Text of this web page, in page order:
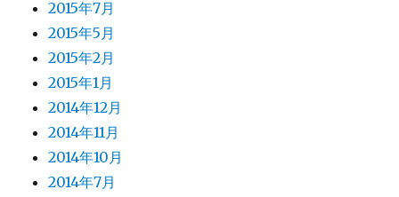
2015年7月
2015年5月
2015年2月
2015年1月
2014年12月
2014年11月
2014年10月
2014年7月